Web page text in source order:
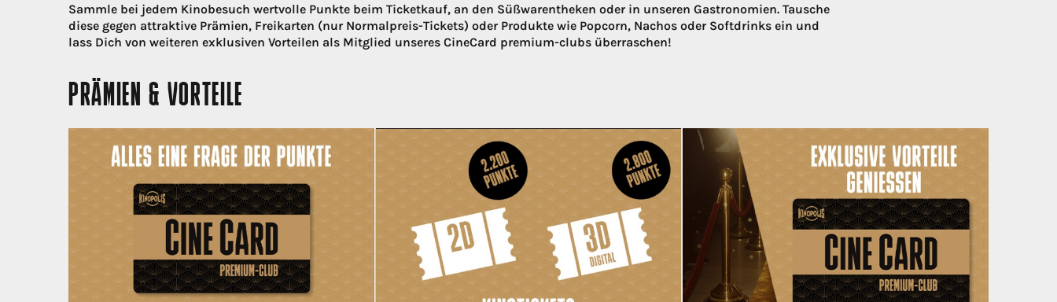
Sammle bei jedem Kinobesuch wertvolle Punkte beim Ticketkauf, an den Süßwarentheken oder in unseren Gastronomien. Tausche
diese gegen attraktive Prämien, Freikarten (nur Normalpreis-Tickets) oder Produkte wie Popcorn, Nachos oder Softdrinks ein und
lass Dich von weiteren exklusiven Vorteilen als Mitglied unseres CineCard premium-clubs überraschen!
PRÄMIEN & VORTEILE